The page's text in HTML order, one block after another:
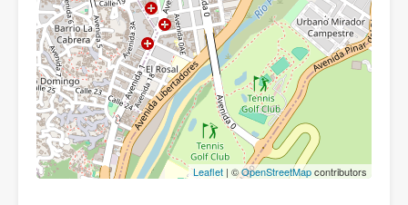
Leaflet | ©OpenStreetMapcontributors